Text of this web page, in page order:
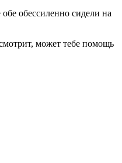
обессиленно сидели на
может тебе помощь